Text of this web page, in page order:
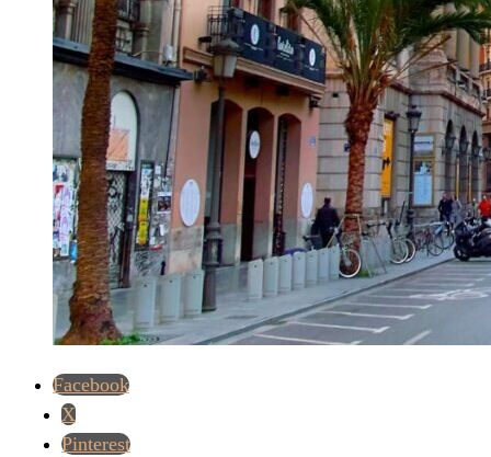
Facebook
X
Pinterest